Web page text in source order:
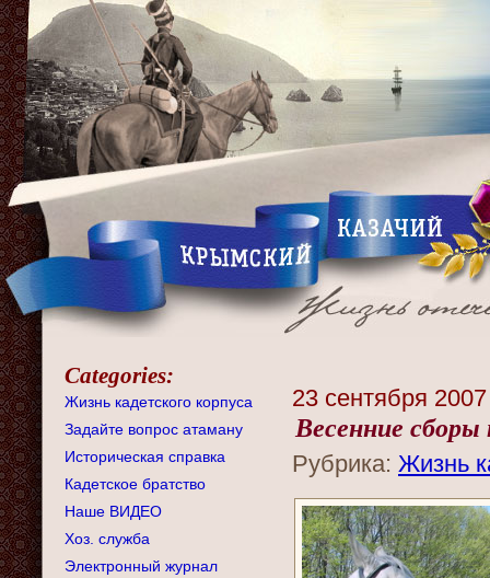
Categories:
Жизнь кадетского корпуса
Задайте вопрос атаману
Историческая справка
Кадетское братство
Наше ВИДЕО
Хоз. служба
Электронный журнал
23 сентября 2007
Весенние
Рубрика: Жизнь